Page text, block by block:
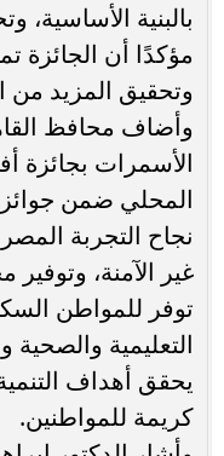
بالبنية الأساسية،
مؤكدًا أن الجائزة
وتحقيق المزيد من
وأضاف محافظ
الأسمرات بجائزة
المحلي ضمن جوائز
نجاح التجربة
غير الآمنة،
توفر للمواطن
التعليمية والصحية
يحقق أهداف
كريمة للمواطنين.